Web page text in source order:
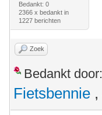
Bedankt: 0
2366 x bedankt in
1227 berichten
Zoek
Bedankt door:
Fietsbennie ,